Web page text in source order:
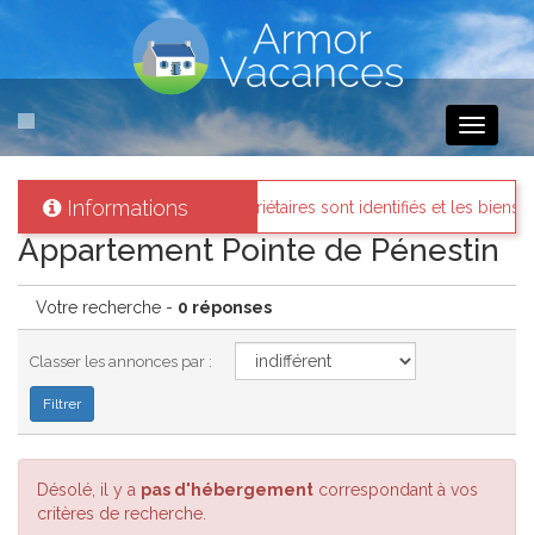
Toggle
Informations
: Tous les propriétaires sont identifiés et les biens loués
Appartement Pointe de Pénestin
Votre recherche - 0 réponses
Classer les annonces par :
Désolé, il y a pas d'hébergement correspondant à vos
critères de recherche.